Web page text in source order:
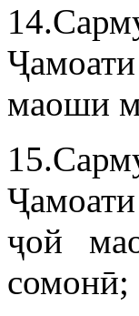
маоши
ҷой
сомонӣ;